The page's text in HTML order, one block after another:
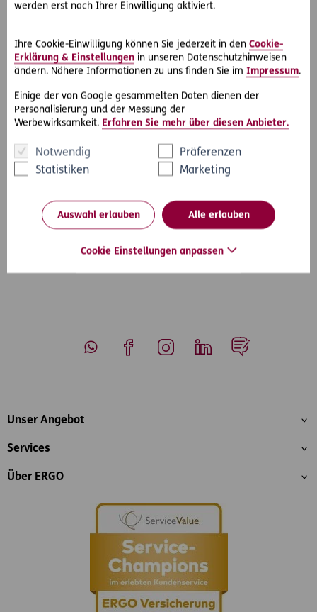
werden erst nach Ihrer Einwilligung aktiviert.
Ihre Cookie-Einwilligung können Sie jederzeit in den Cookie-
Erklärung & Einstellungen in unseren Datenschutzhinweisen
ändern. Nähere Informationen zu uns finden Sie im Impressum.
Einige der von Google gesammelten Daten dienen der
Personalisierung und der Messung der
Werbewirksamkeit. Erfahren Sie mehr über diesen Anbieter.
Notwendig
Präferenzen
Statistiken
Marketing
Auswahl erlauben Alle erlauben
Cookie Einstellungen anpassen
festen Gegenstand anstößt, ist das kein unübliches
Man braucht aber als Konsument nicht damit zu rechnen,
dass die Flasche dann nicht nur zerbricht, sondern auch
explodiert und Glasscherben bzw. Splitter mit hoher
Geschwindigkeit weggeschleudert werden.
Der Hersteller hätte auf die gefährliche Eigenschaft der
Flasche hinweisen und vor widmungswidrigen Gebrauch
warnen müssen. Der Schadenersatzanspruch des kleinen A.
besteht daher zu Recht.
Inhaltsübersicht
Unser Angebot
Services
Über ERGO